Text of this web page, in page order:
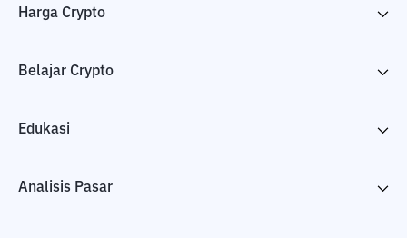
Harga Crypto
Belajar Crypto
Edukasi
Analisis Pasar